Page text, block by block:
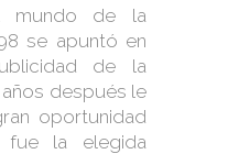
mundo de la
se apuntó en
de la
después le
oportunidad
fue la elegida